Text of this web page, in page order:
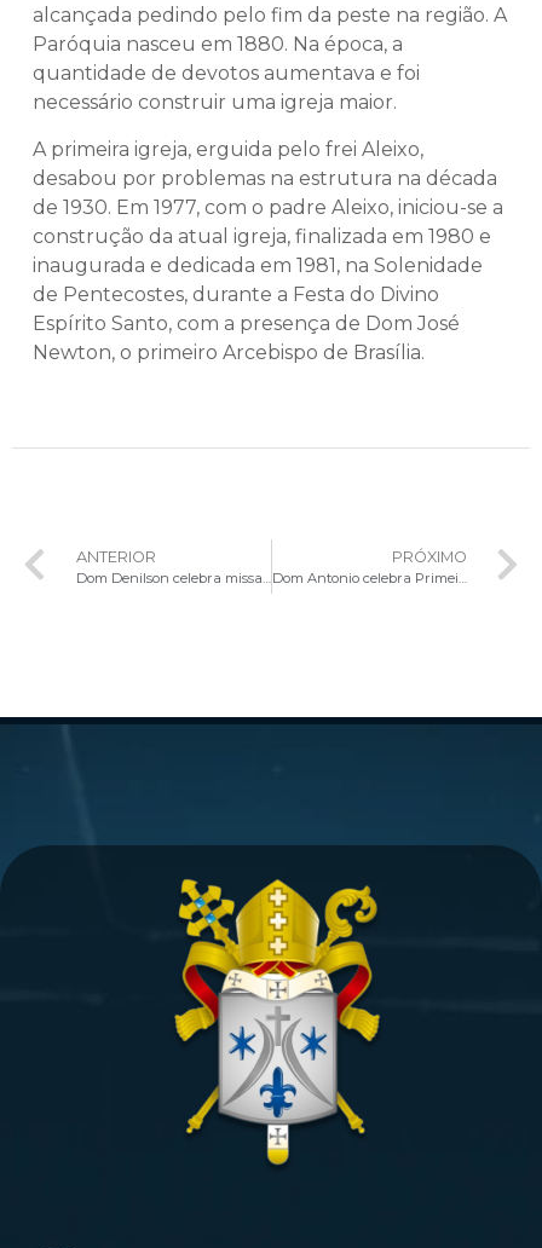
alcançada pedindo pelo fim da peste na região. A
Paróquia nasceu em 1880. Na época, a
quantidade de devotos aumentava e foi
necessário construir uma igreja maior.
A primeira igreja, erguida pelo frei Aleixo,
desabou por problemas na estrutura na década
de 1930. Em 1977, com o padre Aleixo, iniciou-se a
construção da atual igreja, finalizada em 1980 e
inaugurada e dedicada em 1981, na Solenidade
de Pentecostes, durante a Festa do Divino
Espírito Santo, com a presença de Dom José
Newton, o primeiro Arcebispo de Brasília.
ANTERIOR
Dom Denilson celebra missa na Paróquia Maria Imaculada, no Guará II
PRÓXIMO
Dom Antonio celebra Primeira Eucaristia e Crisma na Catedral de Brasília